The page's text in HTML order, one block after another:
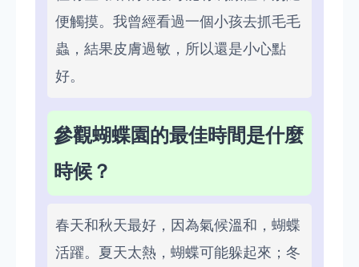
便觸摸。我曾經看過一個小孩去抓毛毛
蟲，結果皮膚過敏，所以還是小心點
好。
參觀蝴蝶園的最佳時間是什麼
時候？
春天和秋天最好，因為氣候溫和，蝴蝶
活躍。夏天太熱，蝴蝶可能躲起來；冬